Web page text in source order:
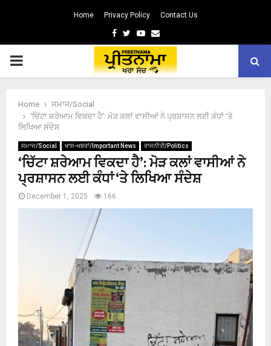
Home Privacy Policy Contact Us
Facebook
TwitterYoutube
Email
PRIMARY
Home
ਸਮਾਜ/Social
‘ਚਿੱਟਾ ਸ਼ਰੇਆਮ ਵਿਕਦਾ ਹੈ’: ਮੋੜ ਕਲਾਂ ਵਾਸੀਆਂ ਨੇ ਪ੍ਰਸ਼ਾਸਨ ਲਈ ਕੰਧਾਂ ‘ਤੇ
ਲਿਖਿਆ ਸੰਦੇਸ਼
ਸਮਾਜ/Social ਖਾਸ-ਖਬਰਾਂ/Important News ਰਾਜਨੀਤੀ/Politics
‘ਚਿੱਟਾ ਸ਼ਰੇਆਮ ਵਿਕਦਾ ਹੈ’: ਮੋੜ ਕਲਾਂ ਵਾਸੀਆਂ ਨੇ
ਪ੍ਰਸ਼ਾਸਨ ਲਈ ਕੰਧਾਂ ‘ਤੇ ਲਿਖਿਆ ਸੰਦੇਸ਼
December 1, 2025 166